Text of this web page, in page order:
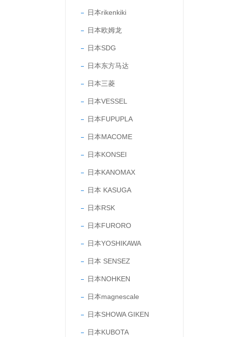
日本rikenkiki
日本欧姆龙
日本SDG
日本东方马达
日本三菱
日本VESSEL
日本FUPUPLA
日本MACOME
日本KONSEI
日本KANOMAX
日本 KASUGA
日本RSK
日本FURORO
日本YOSHIKAWA
日本 SENSEZ
日本NOHKEN
日本magnescale
日本SHOWA GIKEN
日本KUBOTA